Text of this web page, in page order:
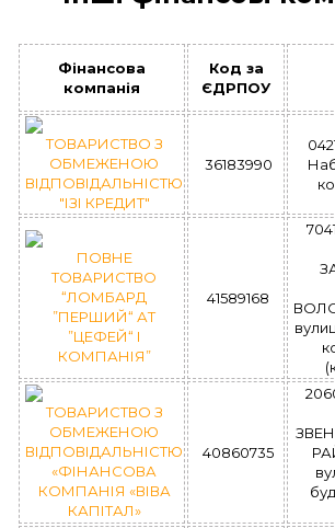
Фінансова
компанія
Код за
ЄДРПОУ
ТОВАРИСТВО З
ОБМЕЖЕНОЮ
ВІДПОВІДАЛЬНІСТЮ
"ІЗІ КРЕДИТ"
36183990
ПОВНЕ
ТОВАРИСТВО
“ЛОМБАРД
”ПЕРШИЙ“ АТ
”ЦЕФЕЙ“ І
КОМПАНІЯ”
41589168
ТОВАРИСТВО З
ОБМЕЖЕНОЮ
ВІДПОВІДАЛЬНІСТЮ
«ФІНАНСОВА
КОМПАНІЯ «ВІВА
КАПІТАЛ»
40860735